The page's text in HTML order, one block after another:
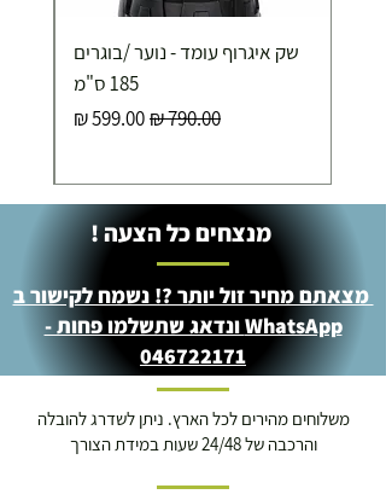
שק איגרוף עומד - נוער /בוגרים
185 ס"מ
מחיר רגילמחיר מבצע
מנצחים כל הצעה !
מצאתם מחיר זול יותר ?! נשמח לקישור ב
WhatsApp ונדאג שתשלמו פחות -
046722171
משלוחים מהירים לכל הארץ. ניתן לשדרג להובלה
והרכבה של 24/48 שעות במידת הצורך